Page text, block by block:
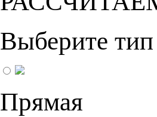
Выберите
Прямая